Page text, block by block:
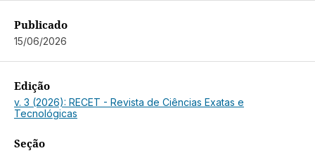
Publicado
15/06/2026
Edição
v. 3 (2026): RECET - Revista de Ciências Exatas e
Tecnológicas
Seção